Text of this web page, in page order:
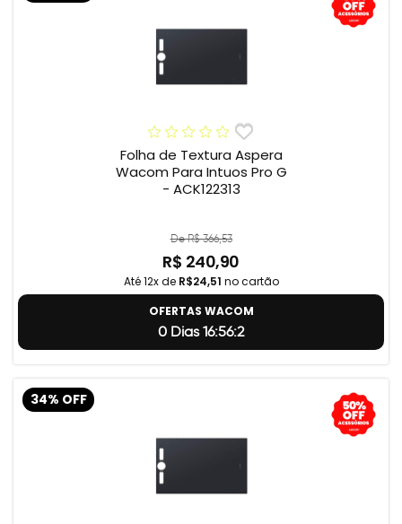
Folha de Textura Aspera
Wacom Para Intuos Pro G
- ACK122313
De R$ 366,53
R$ 240,90
Até 12x de R$24,51 no cartão
OFERTAS WACOM
0 Dias 16:56:1
34% OFF